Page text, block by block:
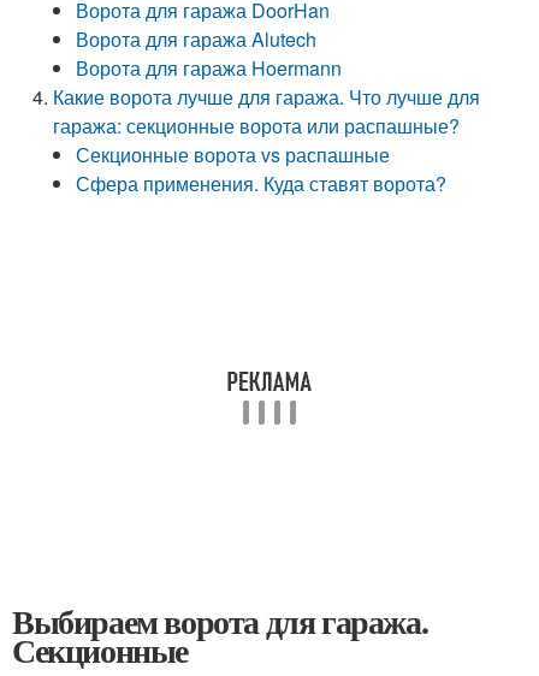
Ворота для гаража DoorHan
Ворота для гаража Alutech
Ворота для гаража Hoermann
Какие ворота лучше для гаража. Что лучше для
гаража: секционные ворота или распашные?
Секционные ворота vs распашные
Сфера применения. Куда ставят ворота?
Выбираем ворота для гаража.
Секционные